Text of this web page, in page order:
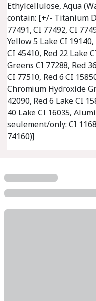
Ethylcellulose, Aqua
contain: [+/- Titanium
77491, CI 77492, CI
Yellow 5 Lake CI
CI 45410, Red 22 Lake
Greens CI 77288, Red
CI 77510, Red 6 CI
Chromium Hydroxide
42090, Red 6 Lake CI
40 Lake CI 16035,
seulement/only: CI
74160)]